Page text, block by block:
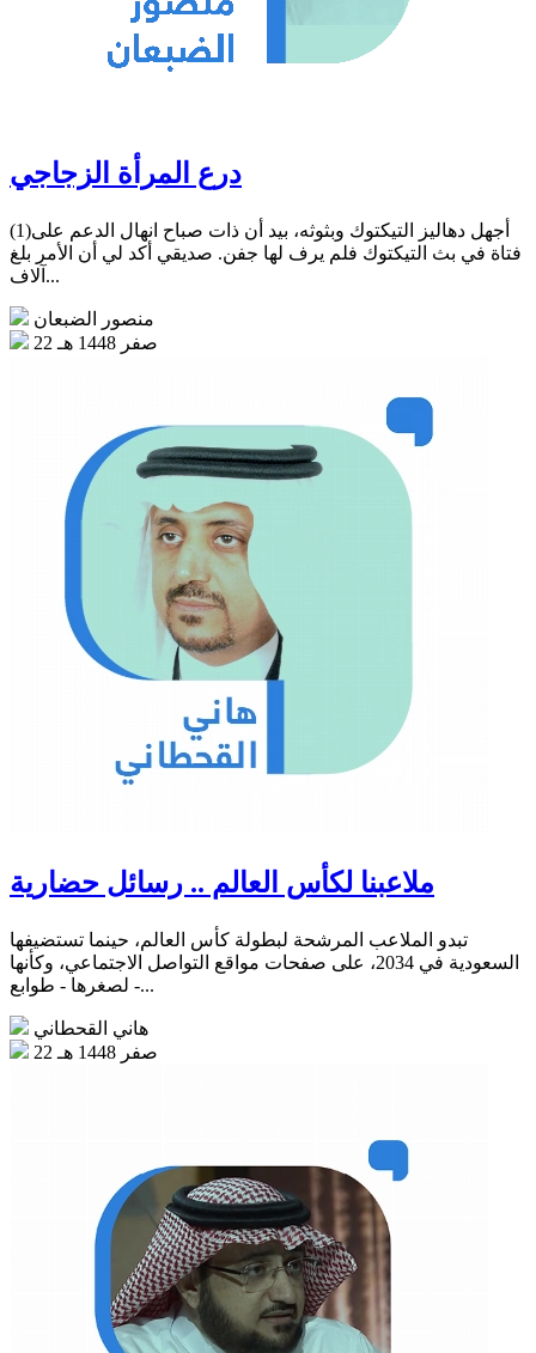
درع المرأة الزجاجي
(1)أجهل دهاليز التيكتوك وبثوثه، بيد أن ذات صباح انهال الدعم على
فتاة في بث التيكتوك فلم يرف لها جفن. صديقي أكد لي أن الأمر بلغ
آلاف...
منصور الضبعان
22 صفر 1448 هـ
ملاعبنا لكأس العالم .. رسائل حضارية
تبدو الملاعب المرشحة لبطولة كأس العالم، حينما تستضيفها
السعودية في 2034، على صفحات مواقع التواصل الاجتماعي، وكأنها
- لصغرها - طوابع...
هاني القحطاني
22 صفر 1448 هـ